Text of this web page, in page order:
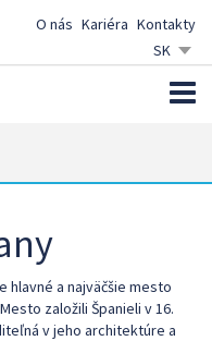
SK
CZ
O nás Kariéra Kontakty
hlavné a najväčšie mesto
založili Španieli v 16.
v jeho architektúre a